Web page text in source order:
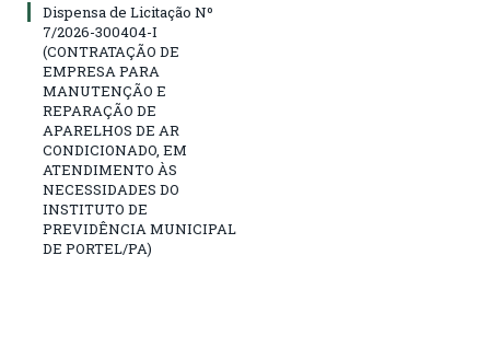
Dispensa de Licitação Nº
7/2026-300404-I
(CONTRATAÇÃO DE
EMPRESA PARA
MANUTENÇÃO E
REPARAÇÃO DE
APARELHOS DE AR
CONDICIONADO, EM
ATENDIMENTO ÀS
NECESSIDADES DO
INSTITUTO DE
PREVIDÊNCIA MUNICIPAL
DE PORTEL/PA)